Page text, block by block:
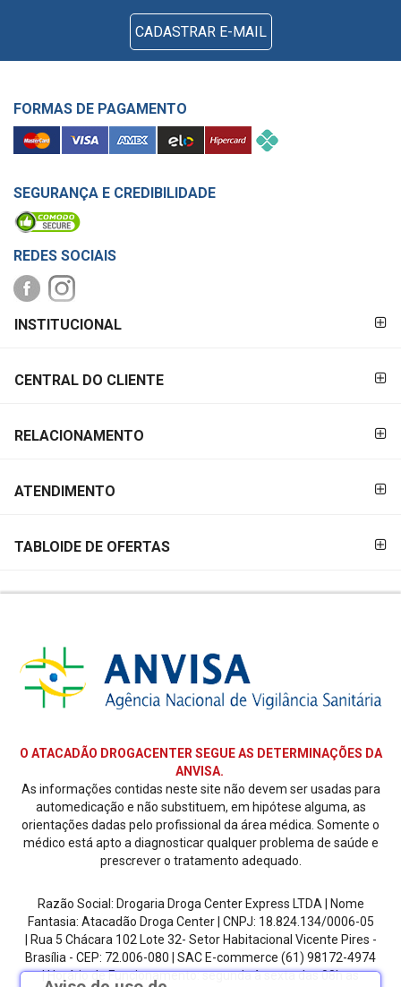
CADASTRAR E-MAIL
FORMAS DE PAGAMENTO
SEGURANÇA E CREDIBILIDADE
REDES SOCIAIS
PAGAMENTO
INSTITUCIONAL
CENTRAL DO CLIENTE
RELACIONAMENTO
ATENDIMENTO
TABLOIDE DE OFERTAS
O ATACADÃO DROGACENTER SEGUE AS DETERMINAÇÕES DA
ANVISA.
As informações contidas neste site não devem ser usadas para
automedicação e não substituem, em hipótese alguma, as
orientações dadas pelo profissional da área médica. Somente o
médico está apto a diagnosticar qualquer problema de saúde e
prescrever o tratamento adequado.
Razão Social: Drogaria Droga Center Express LTDA | Nome
Fantasia: Atacadão Droga Center | CNPJ: 18.824.134/0006-05
| Rua 5 Chácara 102 Lote 32- Setor Habitacional Vicente Pires -
Brasília - CEP: 72.006-080
| SAC E-commerce (61) 98172-4974
| Horário de Funcionamento: segunda à sexta das 08h as